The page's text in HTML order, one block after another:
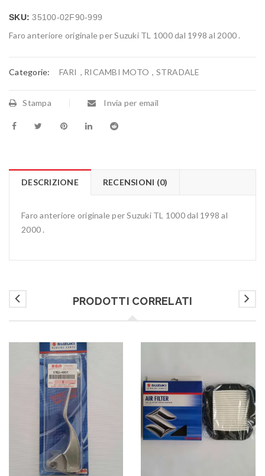
SKU:35100-02F90-999
Faro anteriore originale per Suzuki TL 1000 dal 1998 al 2000 .
Categorie: FARI , RICAMBI MOTO , STRADALE
Stampa Invia per email
DESCRIZIONE RECENSIONI (0)
Faro anteriore originale per Suzuki TL 1000 dal 1998 al
2000 .
PRODOTTI CORRELATI